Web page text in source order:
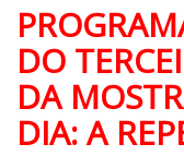
DO
DA
DIA: A